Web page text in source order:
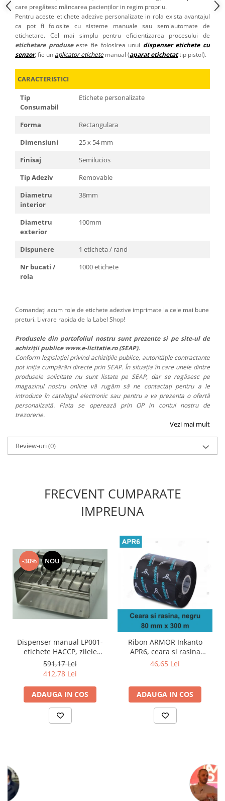
care pregătesc mâncarea pacienților in regim propriu.
Pentru aceste etichete adezive personalizate in rola exista avantajul
ca pot fi folosite cu sisteme manuale sau semiautomate de
etichetare. Cel mai simplu pentru eficientizarea procesului de
etichetare produseeste fie folosirea unui dispenser etichete cu
senzor, fie un aplicator etichetemanual (aparat etichetattip pistol).
CARACTERISTICI
Tip
Consumabil
Etichete personalizate
Forma
Rectangulara
Dimensiuni
25 x 54 mm
Finisaj
Semilucios
Tip Adeziv
Removable
Diametru
interior
38mm
Diametru
exterior
100mm
Dispunere
1 eticheta / rand
Nr bucati /
rola
1000 etichete
Comandați acum role de etichete adezive imprimate la cele mai bune
preturi. Livrare rapida de la Label Shop!
Produsele din portofoliul nostru sunt prezente si pe site-ul de
achiziții publice www.e-licitatie.ro (SEAP).
Conform legislației privind achizițiile publice, autoritățile contractante
pot iniția cumpărări directe prin SEAP. În situația în care unele dintre
produsele solicitate nu sunt listate pe SEAP, dar se regăsesc pe
magazinul nostru online vă rugăm să ne contactați pentru a le
introduce în catalogul electronic sau pentru a va prezenta o ofertă
personalizată. Plata se operează prin OP in contul nostru de
trezorerie.
Vezi mai mult
Review-uri(0)
FRECVENT CUMPARATE
IMPREUNA
-30% NOU
Dispenser manual LP001-
etichete HACCP, zilele
saptamanii
591,17 Lei
412,78 Lei
ADAUGA IN COS
Ribon ARMOR Inkanto
APR6, ceara si rasina
(wax&resin), negru,
46,65 Lei
ADAUGA IN COS